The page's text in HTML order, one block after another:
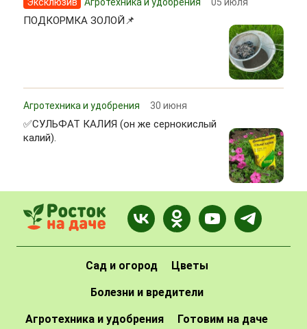
ПОДКОРМКА ЗОЛОЙ📌
Агротехника и удобрения 30 июня
✅СУЛЬФАТ КАЛИЯ (он же сернокислый
калий).
Сад и огород Цветы
Болезни и вредители
Агротехника и удобрения Готовим на даче